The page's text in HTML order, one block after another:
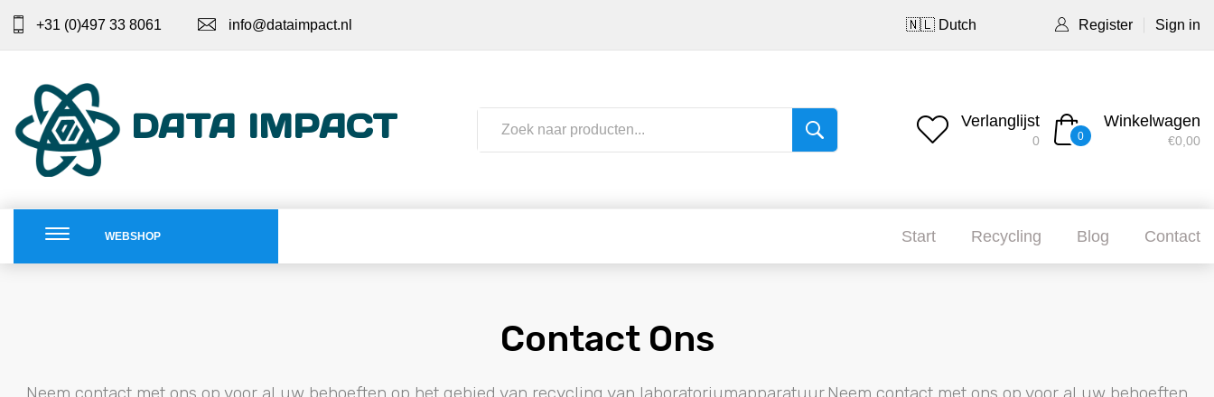
+31 (0)497 33 8061 info@dataimpact.nl 🇳🇱 Dutch Register Sign in
DATA IMPACT Verlanglijst
0 0
Winkelwagen
€0,00
WEBSHOP Start Recycling Blog Contact
Contact Ons